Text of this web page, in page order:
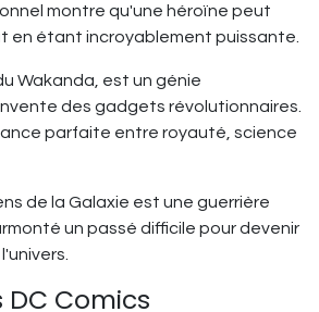
montre qu'une héroïne peut
en étant incroyablement puissante.
Wakanda, est un génie
des gadgets révolutionnaires.
parfaite entre royauté, science
de la Galaxie est une guerrière
un passé difficile pour devenir
DC Comics